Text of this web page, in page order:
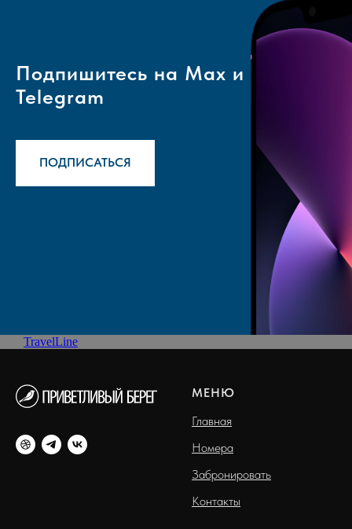
Подпишитесь на Max и
Telegram
ПОДПИСАТЬСЯ
TravelLine
МЕНЮ
Главная
Номера
Забронировать
Контакты